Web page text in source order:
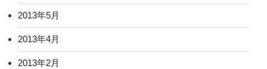
2013年5月
2013年4月
2013年2月